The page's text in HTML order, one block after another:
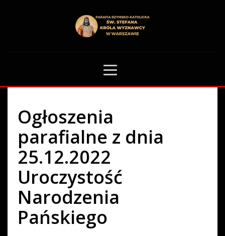
OGŁOSZENIA PARAFIALNE
OGŁOSZENIA PARAFIALNE Z DNIA 25.12.2022 UROCZYSTOŚĆ NARODZENIA
Ogłoszenia
parafialne z dnia
25.12.2022
Uroczystość
Narodzenia
Pańskiego